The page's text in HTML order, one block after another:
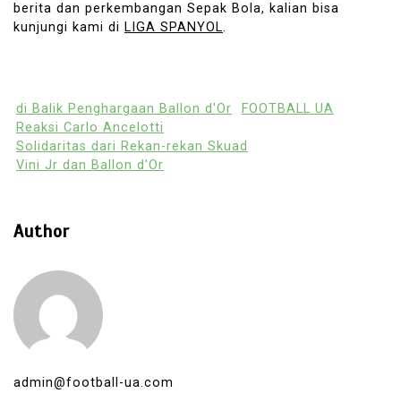
berita dan perkembangan Sepak Bola, kalian bisa
kunjungi kami di LIGA SPANYOL.
di Balik Penghargaan Ballon d'Or
FOOTBALL UA
Reaksi Carlo Ancelotti
Solidaritas dari Rekan-rekan Skuad
Vini Jr dan Ballon d'Or
Author
admin@football-ua.com